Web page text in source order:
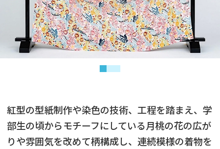
紅型の型紙制作や染色の技術、工程を踏まえ、学
部生の頃からモチーフにしている月桃の花の広が
りや雰囲気を改めて柄構成し、連続模様の着物を